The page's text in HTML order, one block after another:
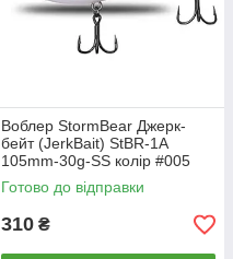
Воблер StormBear Джерк-
бейт (JerkBait) StBR-1A
105mm-30g-SS колір #005
Готово до відправки
310 ₴